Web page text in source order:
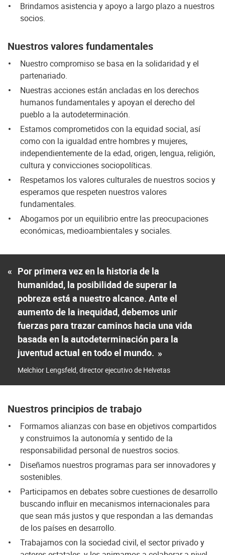
Brindamos asistencia y apoyo a largo plazo a nuestros
socios.
Nuestros valores fundamentales
Nuestro compromiso se basa en la solidaridad y el
partenariado.
Nuestras acciones están ancladas en los derechos
humanos fundamentales y apoyan el derecho del
pueblo a la autodeterminación.
Estamos comprometidos con la equidad social, así
como con la igualdad entre hombres y mujeres,
independientemente de la edad, origen, lengua, religión,
cultura y convicciones sociopolíticas.
Respetamos los valores culturales de nuestros socios y
esperamos que respeten nuestros valores
fundamentales.
Abogamos por un equilibrio entre las preocupaciones
económicas, medioambientales y sociales.
« Por primera vez en la historia de la
humanidad, la posibilidad de superar la
pobreza está a nuestro alcance. Ante el
aumento de la inequidad, debemos unir
fuerzas para trazar caminos hacia una vida
basada en la autodeterminación para la
juventud actual en todo el mundo. »
Melchior Lengsfeld, director ejecutivo de Helvetas
Nuestros principios de trabajo
Formamos alianzas con base en objetivos compartidos
y construimos la autonomía y sentido de la
responsabilidad personal de nuestros socios.
Diseñamos nuestros programas para ser innovadores y
sostenibles.
Participamos en debates sobre cuestiones de desarrollo
buscando influir en mecanismos internacionales para
que sean más justos y que respondan a las demandas
de los países en desarrollo.
Trabajamos con la sociedad civil, el sector privado y